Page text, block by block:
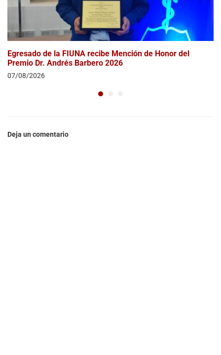
Egresado de la FIUNA recibe Mención de Honor del
Premio Dr. Andrés Barbero 2026
07/08/2026
Deja un comentario